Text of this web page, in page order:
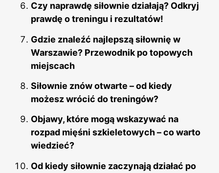
Czy naprawdę siłownie działają? Odkryj
prawdę o treningu i rezultatów!
Gdzie znaleźć najlepszą siłownię w
Warszawie? Przewodnik po topowych
miejscach
Siłownie znów otwarte – od kiedy
możesz wrócić do treningów?
Objawy, które mogą wskazywać na
rozpad mięśni szkieletowych – co warto
wiedzieć?
Od kiedy siłownie zaczynają działać po